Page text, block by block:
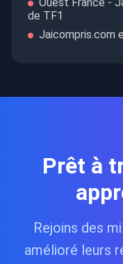
de TF1
Jaicompris.com
Prêt à
Rejoins des
amélioré leurs